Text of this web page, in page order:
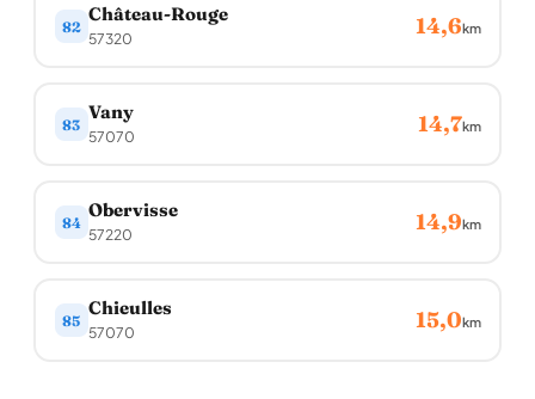
82
Château-Rouge
57320 14,6km
83
Vany
57070 14,7km
84
Obervisse
57220 14,9km
85
Chieulles
57070 15,0km